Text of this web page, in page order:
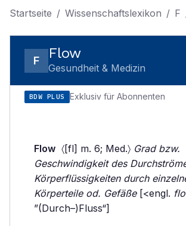
Startseite / Wissenschaftslexikon / F
F Flow
Gesundheit & Medizin
BDW PLUS Exklusiv für Abonnenten
Flow 〈[fl] m. 6; Med.〉 Grad bzw.
Geschwindigkeit des
Körperflüssigkeiten durch
Körperteile od. Gefäße[<engl.
”(Durch–)Fluss“]